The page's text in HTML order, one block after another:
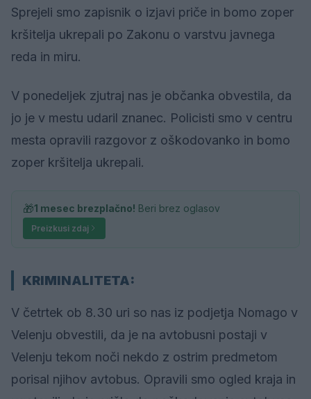
Sprejeli smo zapisnik o izjavi priče in bomo zoper
kršitelja ukrepali po Zakonu o varstvu javnega
reda in miru.
V ponedeljek zjutraj nas je občanka obvestila, da
jo je v mestu udaril znanec. Policisti smo v centru
mesta opravili razgovor z oškodovanko in bomo
zoper kršitelja ukrepali.
🎁1 mesec brezplačno! Beri brez oglasov
Preizkusi zdaj
KRIMINALITETA:
V četrtek ob 8.30 uri so nas iz podjetja Nomago v
Velenju obvestili, da je na avtobusni postaji v
Velenju tekom noči nekdo z ostrim predmetom
porisal njihov avtobus. Opravili smo ogled kraja in